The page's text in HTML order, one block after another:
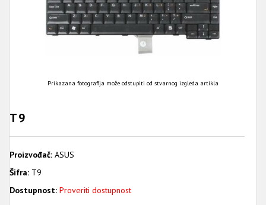
Prikazana fotografija može odstupiti od stvarnog izgleda artikla
T9
Proizvođač: ASUS
Šifra: T9
Dostupnost: Proveriti dostupnost